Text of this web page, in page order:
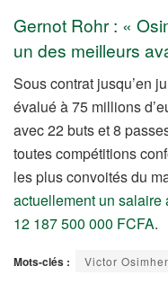
Gernot Rohr : «
un des meilleurs
Sous contrat jusqu’en
évalué à 75 millions
avec 22 buts et 8
toutes compétitions
les plus convoités du
actuellement un salaire
12 187 500 000 FCFA.
Mots-clés : Victor